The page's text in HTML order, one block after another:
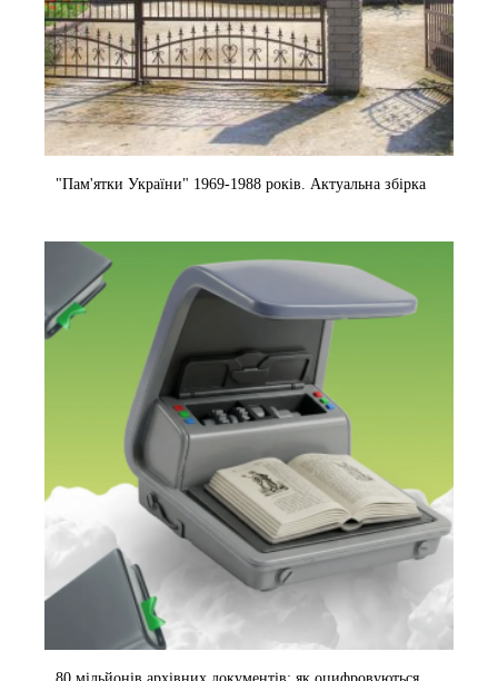
"Пам'ятки України" 1969-1988 років. Актуальна збірка